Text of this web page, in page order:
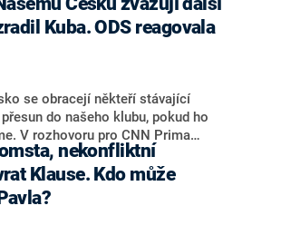
řekl ve středu na setkání s novináři
Jan Grolich. Ten zároveň v
kandiduje ve Vyškově. Popsal i
vládní strany nebo političtí
o slabé a v defenzivě. „Je to
na chyby vlády. Ministři s
do debat. Chceme ale ukazovat
Grolich na dotaz CNN Prima
Kuba. ODS reagovala
se obracejí někteří stávající
do našeho klubu, pokud ho
V rozhovoru pro CNN Prima
hnutí a jihočeský hejtman
nebyl, ale získat by takto mohl
Zdeňka Hrabu, který je dnes
a TOP 09. Hraba to na dotaz
Předseda klubu senátorů ODS
Klause. Kdo může